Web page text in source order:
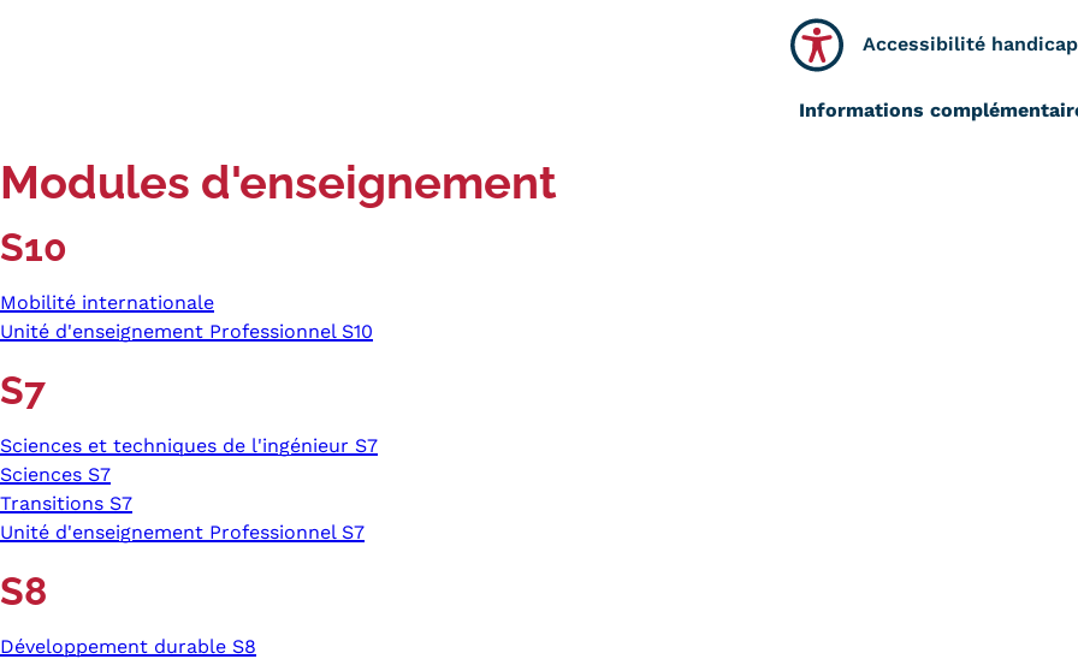
Accessibilité handicap
Informations
Modules d'enseignement
S10
Mobilité internationale
Unité d'enseignement Professionnel S10
S7
Sciences et techniques de l'ingénieur S7
Sciences S7
Transitions S7
Unité d'enseignement Professionnel S7
S8
Développement durable S8